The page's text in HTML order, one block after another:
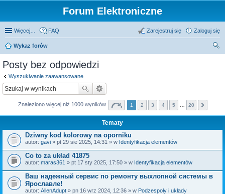
Forum Elektroniczne
Więcej… FAQ Zaloguj się
Zarejestruj się
Wykaz forów
Posty bez odpowiedzi
Wyszukiwanie zaawansowane
Znaleziono więcej niż 1000 wyników 1 2 3 4 5 20
Tematy
Dziwny kod kolorowy na oporniku
autor: gavi » pt 29 sie 2025, 14:31 » w Identyfikacja elementów
Co to za układ 41875
autor: maras361 » pt 17 sty 2025, 17:50 » w Identyfikacja elementów
Ваш надежный сервис по ремонту выхлопной системы в
Ярославле!
autor: AllenAdupt » pn 16 wrz 2024, 12:36 » w Podzespoły i układy